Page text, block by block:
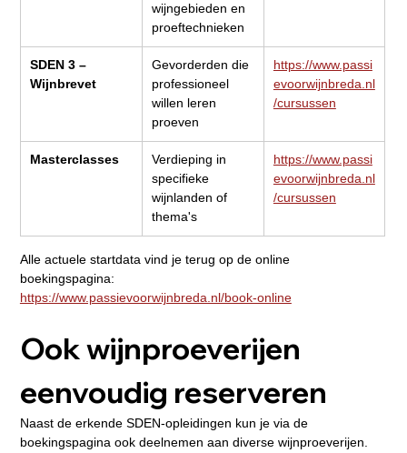
wijngebieden en
proeftechnieken
SDEN 3 –
Wijnbrevet
Gevorderden die
professioneel
willen leren
proeven
https://www.passi
evoorwijnbreda.nl
/cursussen
Masterclasses
Verdieping in
specifieke
wijnlanden of
thema's
https://www.passi
evoorwijnbreda.nl
/cursussen
Alle actuele startdata vind je terug op de online
boekingspagina:
https://www.passievoorwijnbreda.nl/book-online
Ook wijnproeverijen
eenvoudig reserveren
Naast de erkende SDEN-opleidingen kun je via de
boekingspagina ook deelnemen aan diverse wijnproeverijen.